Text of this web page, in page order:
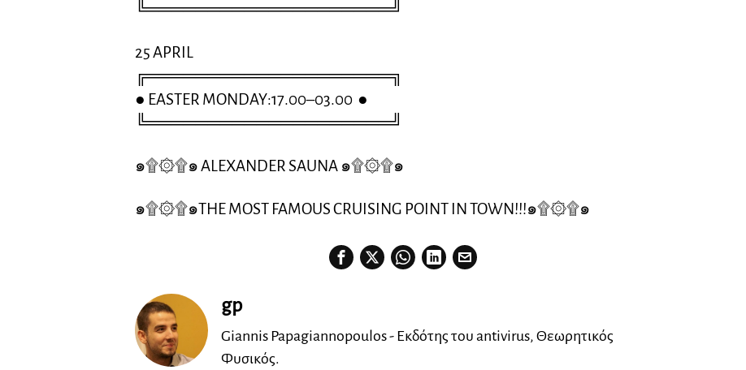
╚════════════════════╝
25 APRIL
╔════════════════════╗
● EASTER MONDAY:17.00–03.00 ●
╚════════════════════╝
๑۩۞۩๑ ALEXANDER SAUNA ๑۩۞۩๑
๑۩۞۩๑THE MOST FAMOUS CRUISING POINT IN TOWN!!!๑۩۞۩๑
gp
Giannis Papagiannopoulos - Εκδότης του antivirus, Θεωρητικός
Φυσικός.